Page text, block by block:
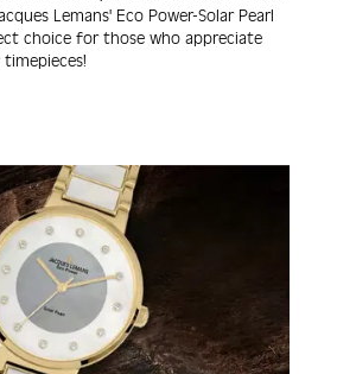
Lemans' Eco Power-Solar Pearl
choice for those who appreciate